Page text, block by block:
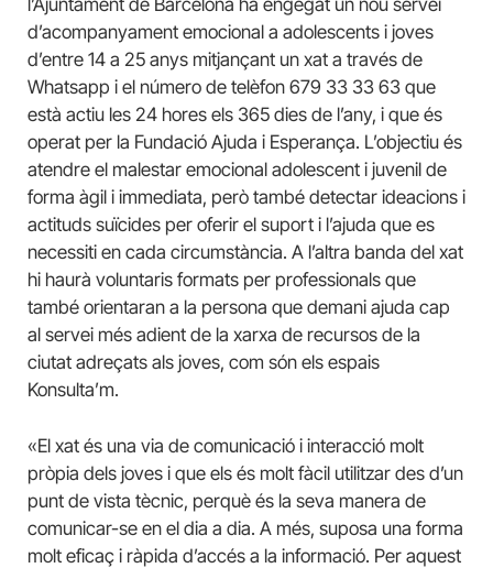
d’acompanyament emocional a adolescents i joves
d’entre 14 a 25 anys mitjançant un xat a través de
Whatsapp i el número de telèfon 679 33 33 63 que
està actiu les 24 hores els 365 dies de l’any, i que és
operat per la Fundació Ajuda i Esperança. L’objectiu és
atendre el malestar emocional adolescent i juvenil de
forma àgil i immediata, però també detectar ideacions i
actituds suïcides per oferir el suport i l’ajuda que es
necessiti en cada circumstància. A l’altra banda del xat
hi haurà voluntaris formats per professionals que
també orientaran a la persona que demani ajuda cap
al servei més adient de la xarxa de recursos de la
ciutat adreçats als joves, com són els espais
Konsulta’m.
«El xat és una via de comunicació i interacció molt
pròpia dels joves i que els és molt fàcil utilitzar des d’un
punt de vista tècnic, perquè és la seva manera de
comunicar-se en el dia a dia. A més, suposa una forma
molt eficaç i ràpida d’accés a la informació. Per aquest